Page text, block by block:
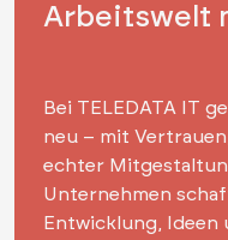
Arbeitswelt
Bei TELEDATA IT
neu – mit
echter
Unternehmen
Entwicklung, Ideen